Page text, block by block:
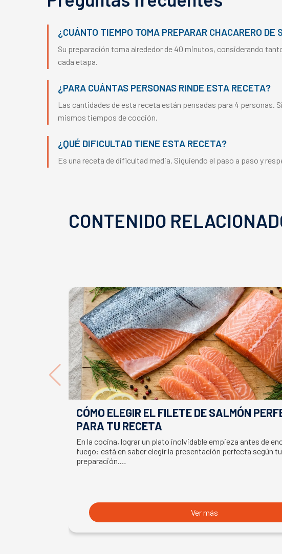
¿CUÁNTO TIEMPO TOMA PREPARAR CHACARERO DE
Su preparación toma alrededor de 40 minutos, considerando
cada etapa.
¿PARA CUÁNTAS PERSONAS RINDE ESTA RECETA?
Las cantidades de esta receta están pensadas para 4
mismos tiempos de cocción.
¿QUÉ DIFICULTAD TIENE ESTA RECETA?
Es una receta de dificultad media. Siguiendo el paso a paso y
CONTENIDO
CÓMO ELEGIR EL FILETE DE SALMÓN
PARA TU RECETA
En la cocina, lograr un plato inolvidable empieza antes de
fuego: está en saber elegir la presentación perfecta según
preparación.…
Ver más